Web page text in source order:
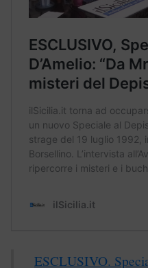
ESCLUSIVO.